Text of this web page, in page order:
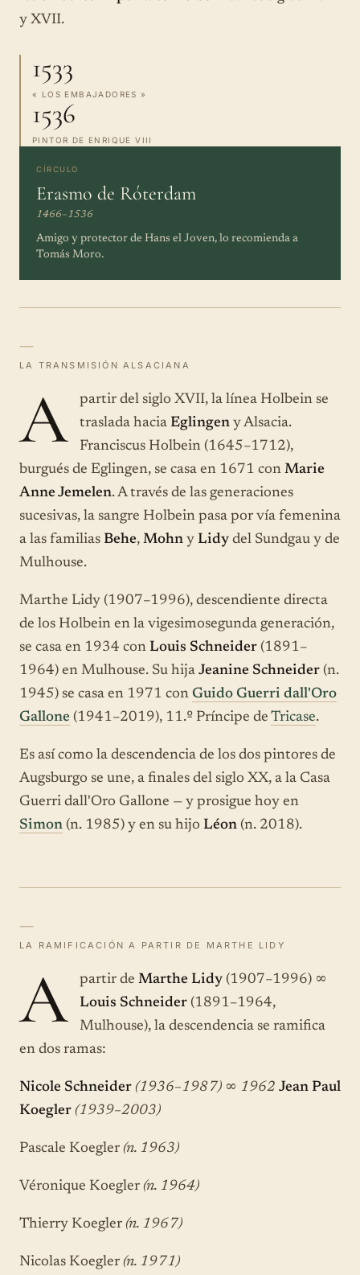
y XVII.
1533
« LOS EMBAJADORES »
1536
PINTOR DE ENRIQUE VIII
CÍRCULO
Erasmo de Róterdam
1466–1536
Amigo y protector de Hans el Joven, lo recomienda a
Tomás Moro.
—
LA TRANSMISIÓN ALSACIANA
A
partir del siglo XVII, la línea Holbein se
traslada hacia Eglingen y Alsacia.
Franciscus Holbein (1645–1712),
burgués de Eglingen, se casa en 1671 con Marie
Anne Jemelen. A través de las generaciones
sucesivas, la sangre Holbein pasa por vía femenina
a las familias Behe, Mohn y Lidy del Sundgau y de
Mulhouse.
Marthe Lidy (1907–1996), descendiente directa
de los Holbein en la vigesimosegunda generación,
se casa en 1934 con Louis Schneider (1891–
1964) en Mulhouse. Su hija Jeanine Schneider (n.
1945) se casa en 1971 con Guido Guerri dall'Oro
Gallone (1941–2019), 11.º Príncipe de Tricase.
Es así como la descendencia de los dos pintores de
Augsburgo se une, a finales del siglo XX, a la Casa
Guerri dall'Oro Gallone — y prosigue hoy en
Simon (n. 1985) y en su hijo Léon (n. 2018).
—
LA RAMIFICACIÓN A PARTIR DE MARTHE LIDY
A partir de Marthe Lidy (1907–1996) ∞
Louis Schneider (1891–1964,
Mulhouse), la descendencia se ramifica
en dos ramas:
Nicole Schneider (1936–1987) ∞ 1962 Jean Paul
Koegler (1939–2003)
Pascale Koegler (n. 1963)
Véronique Koegler (n. 1964)
Thierry Koegler (n. 1967)
Nicolas Koegler (n. 1971)